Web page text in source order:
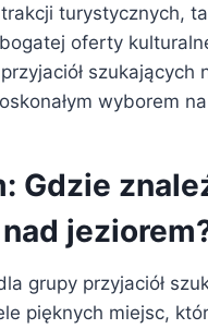
turystycznych,
oferty
szukających
wyborem
Gdzie
grupy przyjaciół
pięknych miejsc,